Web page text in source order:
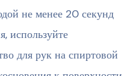
не менее 20 секунд
используйте
для рук на спиртовой